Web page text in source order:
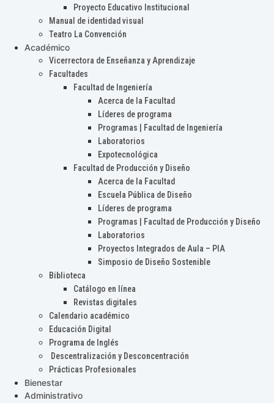
Proyecto Educativo Institucional
Manual de identidad visual
Teatro La Convención
Académico
Vicerrectora de Enseñanza y Aprendizaje
Facultades
Facultad de Ingeniería
Acerca de la Facultad
Líderes de programa
Programas | Facultad de Ingeniería
Laboratorios
Expotecnológica
Facultad de Producción y Diseño
Acerca de la Facultad
Escuela Pública de Diseño
Líderes de programa
Programas | Facultad de Producción y Diseño
Laboratorios
Proyectos Integrados de Aula – PIA
Simposio de Diseño Sostenible
Biblioteca
Catálogo en línea
Revistas digitales
Calendario académico
Educación Digital
Programa de Inglés
Descentralización y Desconcentración
Prácticas Profesionales
Bienestar
Administrativo